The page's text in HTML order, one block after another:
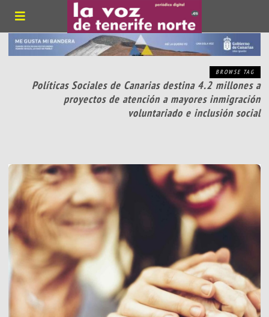
BROWSE TAG
Políticas Sociales de Canarias destina 4.2 millones a
proyectos de atención a mayores inmigración
voluntariado e inclusión social